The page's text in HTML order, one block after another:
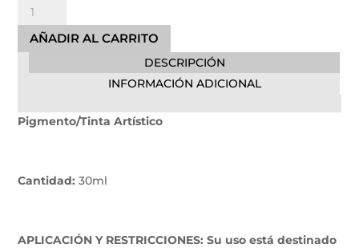
Golden
Yellow
Electric
AÑADIR AL CARRITO
DESCRIPCIÓN
INFORMACIÓN ADICIONAL
Pigmento/Tinta Artístico
Cantidad: 30ml
APLICACIÓN Y RESTRICCIONES: Su uso está destinado